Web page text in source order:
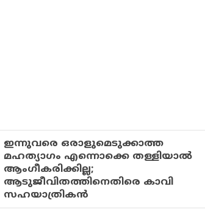
ഇന്നുവരെ ഒരാളുമെടുക്കാത്ത
മഹത്യാഗം എന്നൊക്കെ തള്ളിയാല്‍
ആംഗീകരിക്കില്ല;
ആടുജീവിതത്തിനെതിരെ കാവി
സഹയാത്രികന്‍